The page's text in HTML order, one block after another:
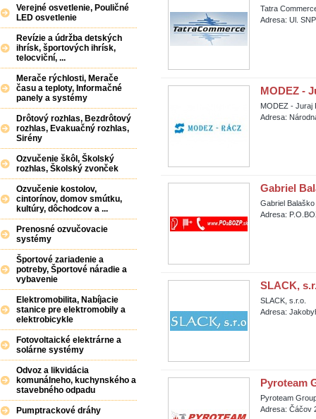
Verejné osvetlenie, Pouličné
LED osvetlenie
Revízie a údržba detských
ihrísk, športových ihrísk,
telocviční, ...
Merače rýchlosti, Merače
času a teploty, Informačné
panely a systémy
Drôtový rozhlas, Bezdrôtový
rozhlas, Evakuačný rozhlas,
Sirény
Ozvučenie škôl, Školský
rozhlas, Školský zvonček
Ozvučenie kostolov,
cintorínov, domov smútku,
kultúry, dôchodcov a ...
Prenosné ozvučovacie
systémy
Športové zariadenie a
potreby, Športové náradie a
vybavenie
Elektromobilita, Nabíjacie
stanice pre elektromobily a
elektrobicykle
Fotovoltaické elektrárne a
solárne systémy
Odvoz a likvidácia
komunálneho, kuchynského a
stavebného odpadu
Pumptrackové dráhy
Tatra
Adresa: Ul.
MODEZ -
MODEZ - Juraj
Adresa:
Gabriel
Gabriel
Adresa:
SLACK,
SLACK, s.r.o.
Adresa:
Pyroteam
Pyroteam
Adresa: Čáčov